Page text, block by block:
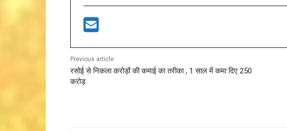
Previous article
रसोई से निकला करोड़ों की कमाई का तरीका , 1 साल में कमा दिए 250
करोड़